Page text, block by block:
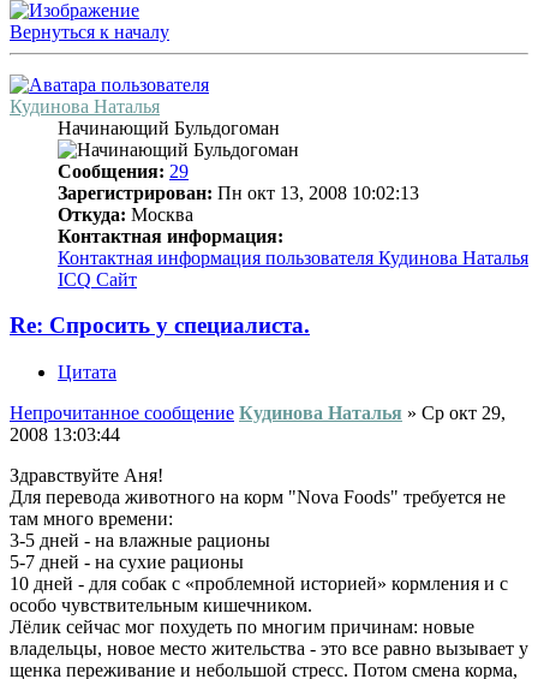
Вернуться к началу
Кудинова Наталья
Начинающий Бульдогоман
Сообщения: 29
Зарегистрирован: Пн окт 13, 2008 10:02:13
Откуда: Москва
Контактная информация:
Контактная информация пользователя Кудинова Наталья
ICQ Сайт
Re: Спросить у специалиста.
Цитата
Непрочитанное сообщение Кудинова Наталья » Ср окт 29,
2008 13:03:44
Здравствуйте Аня!
Для перевода животного на корм "Nova Foods" требуется не
там много времени:
3-5 дней - на влажные рационы
5-7 дней - на сухие рационы
10 дней - для собак с «проблемной историей» кормления и с
особо чувствительным кишечником.
Лёлик сейчас мог похудеть по многим причинам: новые
владельцы, новое место жительства - это все равно вызывает у
щенка переживание и небольшой стресс. Потом смена корма,